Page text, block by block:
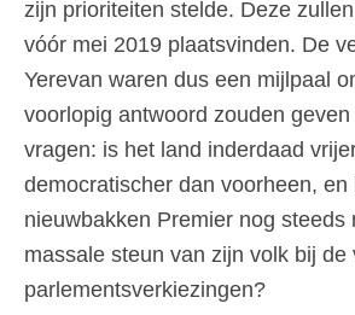
zijn prioriteiten stelde. Deze
vóór mei 2019 plaatsvinden. De
Yerevan waren dus een mijlpaal
voorlopig antwoord zouden
vragen: is het land inderdaad
democratischer dan voorheen, en
nieuwbakken Premier nog steeds
massale steun van zijn volk bij de
parlementsverkiezingen?